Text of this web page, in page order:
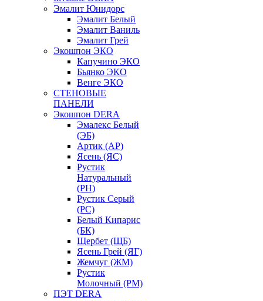
Эмалит Юнидорс
Эмалит Белый
Эмалит Ваниль
Эмалит Грей
Экошпон ЭКО
Капучино ЭКО
Бьянко ЭКО
Венге ЭКО
СТЕНОВЫЕ
ПАНЕЛИ
Экошпон DERA
Эмалекс Белый
(ЭБ)
Артик (АР)
Ясень (ЯС)
Рустик
Натуральный
(РН)
Рустик Серый
(РС)
Белый Кипарис
(БК)
Щербет (ЩБ)
Ясень Грей (ЯГ)
Жемчуг (ЖМ)
Рустик
Молочный (РМ)
ПЭТ DERA